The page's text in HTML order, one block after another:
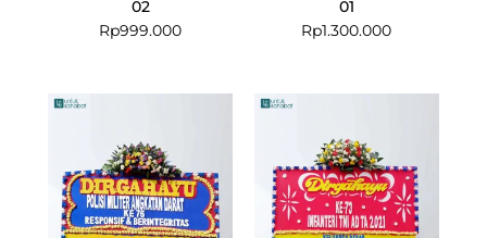
02
Rp999.000
01
Rp1.300.000